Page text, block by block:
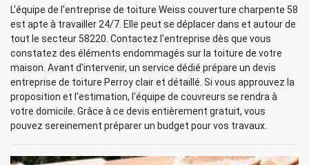
L'équipe de l'entreprise de toiture Weiss couverture charpente 58
est apte à travailler 24/7. Elle peut se déplacer dans et autour de
tout le secteur 58220. Contactez l'entreprise dès que vous
constatez des éléments endommagés sur la toiture de votre
maison. Avant d'intervenir, un service dédié prépare un devis
entreprise de toiture Perroy clair et détaillé. Si vous approuvez la
proposition et l'estimation, l'équipe de couvreurs se rendra à
votre domicile. Grâce à ce devis entièrement gratuit, vous
pouvez sereinement préparer un budget pour vos travaux.